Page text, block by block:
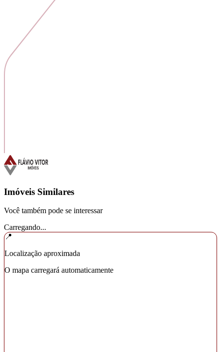
Imóveis Similares
Você também pode se interessar
Carregando...
📍
Localização aproximada
O mapa carregará automaticamente